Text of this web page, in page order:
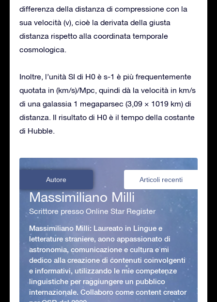
differenza della distanza di compressione con la
sua velocità (v), cioè la derivata della giusta
distanza rispetto alla coordinata temporale
cosmologica.
Inoltre, l’unità SI di H0 è s-1 è più frequentemente
quotata in (km/s)/Mpc, quindi dà la velocità in km/s
di una galassia 1 megaparsec (3,09 × 1019 km) di
distanza. Il risultato di H0 è il tempo della costante
di Hubble.
Autore Articoli recenti
Massimiliano Milli
Scrittore presso Online Star Register
Massimiliano Milli: Laureato in Lingue e
letterature straniere, aono appassionato di
astronomia, comunicazione e cultura e mi
dedico alla creazione di contenuti coinvolgenti
e informativi, utilizzando le mie competenze
linguistiche per raggiungere un pubblico
internazionale. Collaboro come content creator